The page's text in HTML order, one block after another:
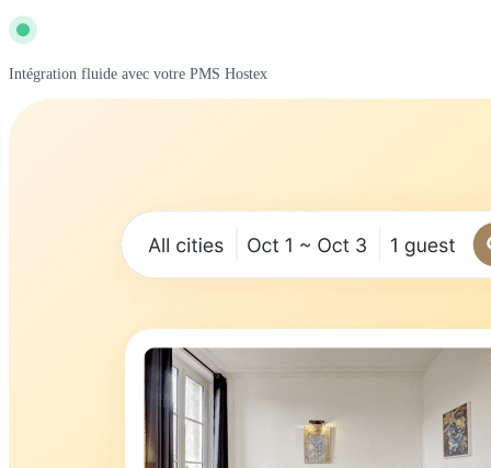
Intégration fluide avec votre PMS Hostex